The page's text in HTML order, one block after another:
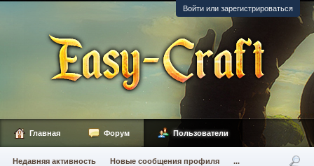
Войти или зарегистрироваться
Главная Форум Пользователи
Недавняя активность Новые сообщения профиля ...